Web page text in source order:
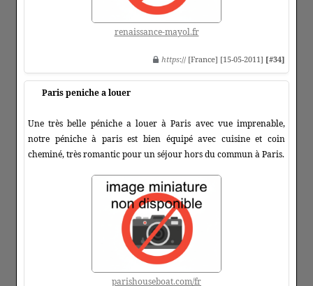
renaissance-mayol.fr
https:// [France] [15-05-2011] [#34]
Paris peniche a louer
Une très belle péniche a louer à Paris avec vue imprenable,
notre péniche à paris est bien équipé avec cuisine et coin
cheminé, très romantic pour un séjour hors du commun à Paris.
parishouseboat.com/fr